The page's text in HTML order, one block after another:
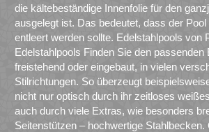
die kältebeständige Innenfolie für den
ausgelegt ist. Das bedeutet, dass der
entleert werden sollte. Edelstahlpools von
Edelstahlpools Finden Sie den passenden
freistehend oder eingebaut, in vielen
Stilrichtungen. So überzeugt
nicht nur optisch durch ihr zeitloses
auch durch viele Extras, wie besonders
Seitenstützen – hochwertige Stahlbecken.